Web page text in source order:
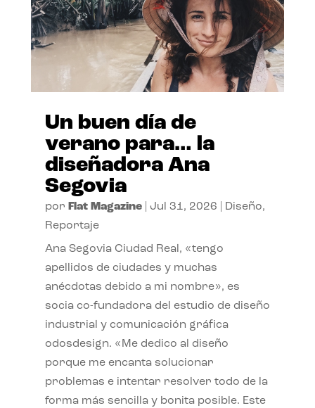
Un buen día de
verano para… la
diseñadora Ana
Segovia
por Flat Magazine| Jul 31, 2026 Diseño,
Reportaje
Ana Segovia Ciudad Real, «tengo
apellidos de ciudades y muchas
anécdotas debido a mi nombre», es
socia co-fundadora del estudio de diseño
industrial y comunicación gráfica
odosdesign. «Me dedico al diseño
porque me encanta solucionar
problemas e intentar resolver todo de la
forma más sencilla y bonita posible. Este